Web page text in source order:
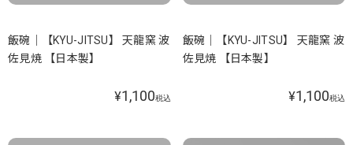
飯碗｜【KYU-JITSU】 天龍窯 波
佐見焼 【日本製】
¥1,100税込
飯碗｜【KYU-JITSU】 天龍窯 波
佐見焼 【日本製】
¥1,100税込